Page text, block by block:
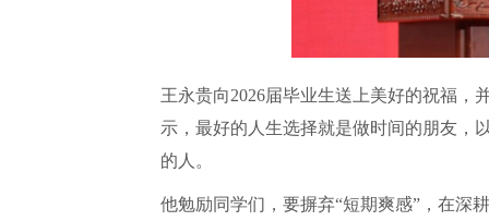
王永贵向2026届毕业生送上美好的祝福，
示，最好的人生选择就是做时间的朋友，
的人。
他勉励同学们，要摒弃“短期爽感”，在深